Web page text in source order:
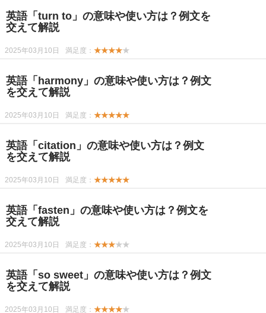
英語「turn to」の意味や使い方は？例文を
交えて解説
2025年03月10日 満足度： ★★★★★
英語「harmony」の意味や使い方は？例文
を交えて解説
2025年03月10日 満足度： ★★★★★
英語「citation」の意味や使い方は？例文
を交えて解説
2025年03月10日 満足度： ★★★★★
英語「fasten」の意味や使い方は？例文を
交えて解説
2025年03月10日 満足度： ★★★★★
英語「so sweet」の意味や使い方は？例文
を交えて解説
2025年03月10日 満足度： ★★★★★